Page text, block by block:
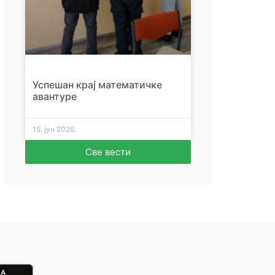
Успешан крај математичке
авантуре
15. јун 2026.
Све вести